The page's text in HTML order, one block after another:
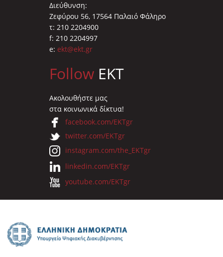
Διεύθυνση:
Ζεφύρου 56, 17564 Παλαιό Φάληρο
τ: 210 2204900
f: 210 2204997
e: ekt@ekt.gr
Follow EKT
Ακολουθήστε μας
στα κοινωνικά δίκτυα!
facebook.com/EKTgr
twitter.com/EKTgr
instagram.com/the_EKTgr
linkedin.com/EKTgr
youtube.com/EKTgr